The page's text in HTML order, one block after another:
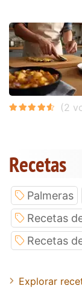
Recetas
Palmeras
Recetas
Recetas
Explorar